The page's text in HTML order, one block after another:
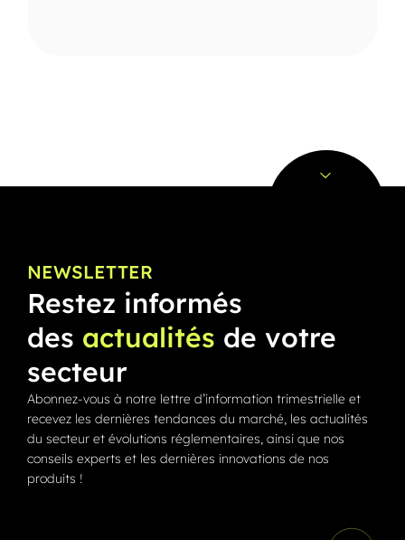
NEWSLETTER
Restez informés
des actualités de votre
secteur
Abonnez-vous à notre lettre d’information trimestrielle et
recevez les dernières tendances du marché, les actualités
du secteur et évolutions réglementaires, ainsi que nos
conseils experts et les dernières innovations de nos
produits !